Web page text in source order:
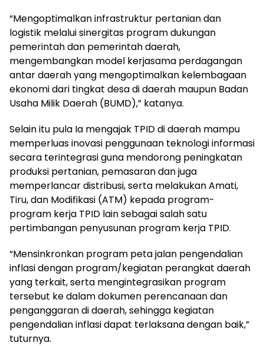
“Mengoptimalkan infrastruktur pertanian dan
logistik melalui sinergitas program dukungan
pemerintah dan pemerintah daerah,
mengembangkan model kerjasama perdagangan
antar daerah yang mengoptimalkan kelembagaan
ekonomi dari tingkat desa di daerah maupun Badan
Usaha Milik Daerah (BUMD),” katanya.
Selain itu pula Ia mengajak TPID di daerah mampu
memperluas inovasi penggunaan teknologi informasi
secara terintegrasi guna mendorong peningkatan
produksi pertanian, pemasaran dan juga
memperlancar distribusi, serta melakukan Amati,
Tiru, dan Modifikasi (ATM) kepada program-
program kerja TPID lain sebagai salah satu
pertimbangan penyusunan program kerja TPID.
“Mensinkronkan program peta jalan pengendalian
inflasi dengan program/kegiatan perangkat daerah
yang terkait, serta mengintegrasikan program
tersebut ke dalam dokumen perencanaan dan
penganggaran di daerah, sehingga kegiatan
pengendalian inflasi dapat terlaksana dengan baik,”
tuturnya.